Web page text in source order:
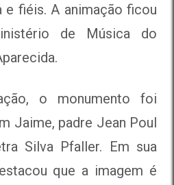
e fiéis. A animação ficou
de Música do
o monumento foi
Jaime, padre Jean Poul
Silva Pfaller. Em sua
que a imagem é